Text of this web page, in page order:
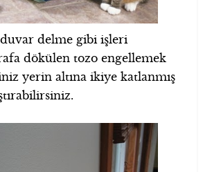
delme gibi işleri
dökülen tozo engellemek
yerin altına ikiye katlanmış